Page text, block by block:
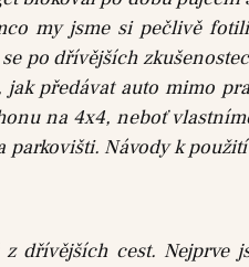
my jsme si pečlivě
po dřívějších
předávat auto mimo
na 4x4, neboť
Návody k
dřívějších cest. Nejprve